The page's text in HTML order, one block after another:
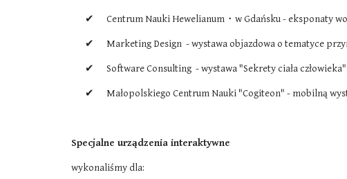
✔      Centrum Nauki Hewelianum・w Gdańsku - eksponaty
✔      Marketing Design  - wystawa objazdowa o tematyce
✔      Software Consulting  - wystawa "Sekrety ciała
✔      Małopolskiego Centrum Nauki "Cogiteon" - mobilną
Specjalne urządzenia interaktywne
wykonaliśmy dla: